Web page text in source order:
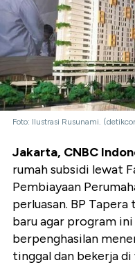
Foto: Ilustrasi Rusunami.
Jakarta, CNBC
rumah subsidi lewat
Pembiayaan
perluasan. BP
baru agar program
berpenghasilan
tinggal dan bekerja